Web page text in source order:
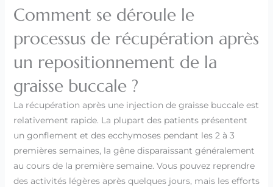
Comment se déroule le
processus de récupération après
un repositionnement de la
graisse buccale ?
La récupération après une injection de graisse buccale est
relativement rapide. La plupart des patients présentent
un gonflement et des ecchymoses pendant les 2 à 3
premières semaines, la gêne disparaissant généralement
au cours de la première semaine. Vous pouvez reprendre
des activités légères après quelques jours, mais les efforts